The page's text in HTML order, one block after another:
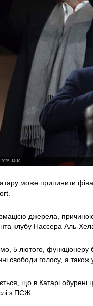
14:18
може припинити
джерела,
клубу Нассера Аль-
5 лютого, функціонеру
свободи голосу, а
що в Катарі обурені
з ПСЖ.